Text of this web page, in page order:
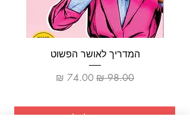
המדריך לאושר הפשוט
מחיר רגילמחיר מבצע
הוספה לסל